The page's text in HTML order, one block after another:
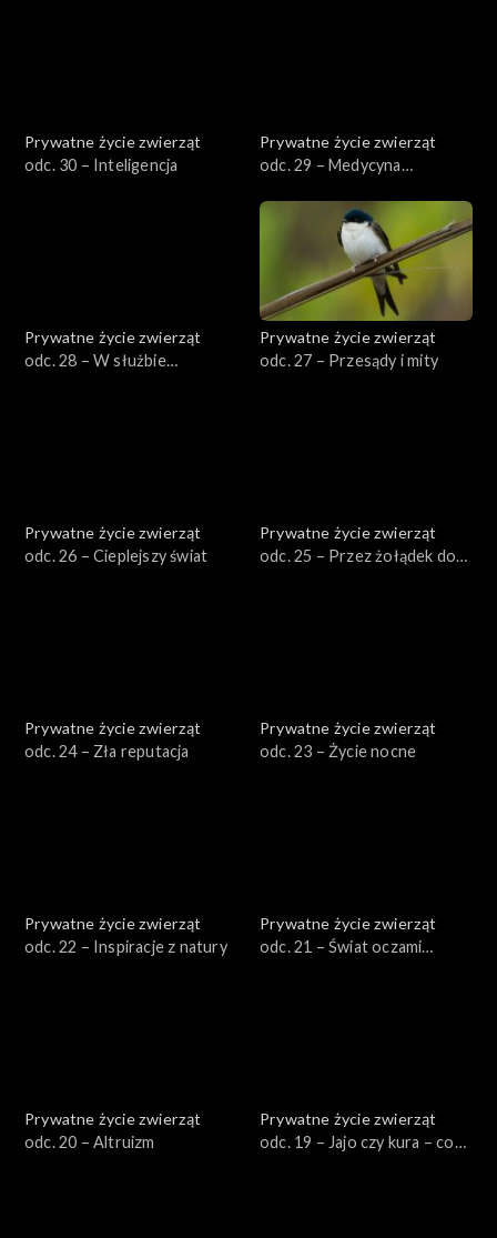
Prywatne życie zwierząt
odc. 30 – Inteligencja
Prywatne życie zwierząt
odc. 29 – Medycyna
Prywatne życie zwierząt
odc. 28 – W służbie
Prywatne życie zwierząt
odc. 27 – Przesądy i mity
Prywatne życie zwierząt
odc. 26 – Cieplejszy świat
Prywatne życie zwierząt
odc. 25 – Przez żołądek do
Prywatne życie zwierząt
odc. 24 – Zła reputacja
Prywatne życie zwierząt
odc. 23 – Życie nocne
Prywatne życie zwierząt
odc. 22 – Inspiracje z natury
Prywatne życie zwierząt
odc. 21 – Świat oczami
Prywatne życie zwierząt
odc. 20 – Altruizm
Prywatne życie zwierząt
odc. 19 – Jajo czy kura – co